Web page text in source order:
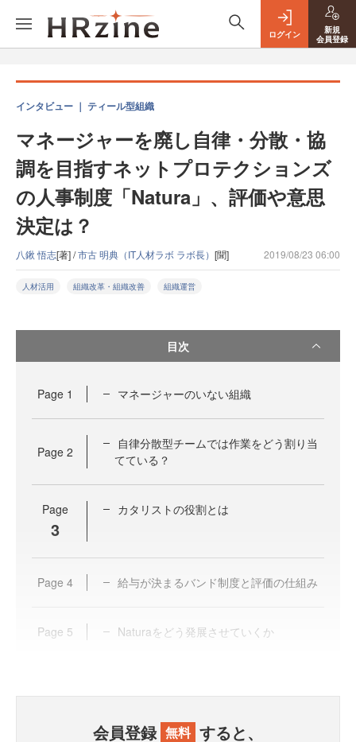
ログイン
新規
会員登録
インタビュー ｜ ティール型組織
マネージャーを廃し自律・分散・協
調を目指すネットプロテクションズ
の人事制度「Natura」、評価や意思
決定は？
八鍬 悟志[著] /市古 明典（IT人材ラボ ラボ長） [聞] 2019/08/23 06:00
人材活用 組織改革・組織改善 組織運営
目次
Page 1 マネージャーのいない組織
Page 2
自律分散型チームでは作業をどう割り当
てている？
Page
3
カタリストの役割とは
Page 4 給与が決まるバンド制度と評価の仕組み
Page 5 Naturaをどう発展させていくか
会員登録 無料 すると、